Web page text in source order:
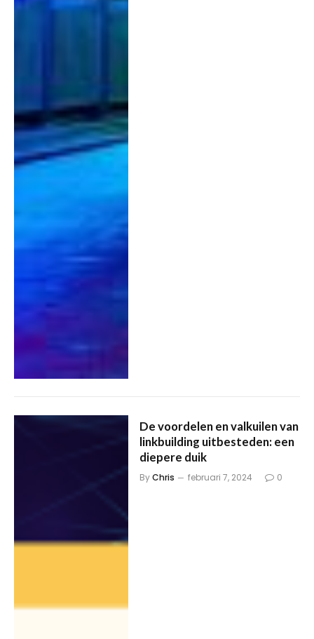
De voordelen en valkuilen van
linkbuilding uitbesteden: een
diepere duik
ByChris februari 7, 2024 0